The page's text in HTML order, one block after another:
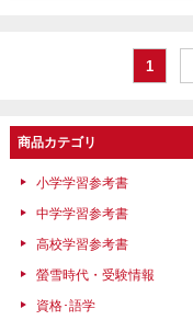
1
商品カテゴリ
小学学習参考書
中学学習参考書
高校学習参考書
螢雪時代・受験情報
資格･語学